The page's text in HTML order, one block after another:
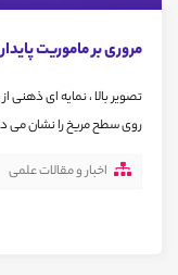
مروری بر ماموریت
تصویر بالا ، نمایه ای ذهنی
روی سطح مریخ را نشان می
اخبار و مقالات علمی